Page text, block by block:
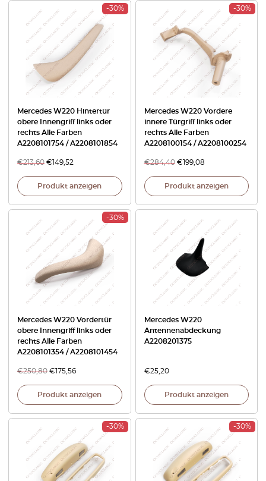
-30%
Mercedes W220 Hintertür
obere Innengriff links oder
rechts Alle Farben
A2208101754 / A2208101854
€213,60 €149,52
Produkt anzeigen
-30%
Mercedes W220 Vordere
innere Türgriff links oder
rechts Alle Farben
A2208100154 / A2208100254
€284,40 €199,08
Produkt anzeigen
-30%
Mercedes W220 Vordertür
obere Innengriff links oder
rechts Alle Farben
A2208101354 / A2208101454
€250,80 €175,56
Produkt anzeigen
Mercedes W220
Antennenabdeckung
A2208201375
€25,20
Produkt anzeigen
-30% -30%